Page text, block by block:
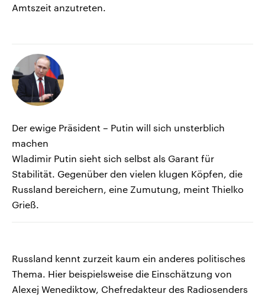
Amtszeit anzutreten.
Der ewige Präsident – Putin will sich unsterblich
machen
Wladimir Putin sieht sich selbst als Garant für
Stabilität. Gegenüber den vielen klugen Köpfen, die
Russland bereichern, eine Zumutung, meint Thielko
Grieß.
Russland kennt zurzeit kaum ein anderes politisches
Thema. Hier beispielsweise die Einschätzung von
Alexej Wenediktow, Chefredakteur des Radiosenders